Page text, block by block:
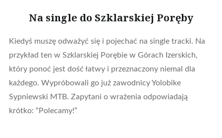
Na single do Szklarskiej Poręby
Kiedyś muszę odważyć się i pojechać na single tracki. Na
przykład ten w Szklarskiej Porębie w Górach Izerskich,
który ponoć jest dość łatwy i przeznaczony niemal dla
każdego. Wypróbowali go już zawodnicy Yolobike
Sypniewski MTB. Zapytani o wrażenia odpowiadają
krótko: “Polecamy!”